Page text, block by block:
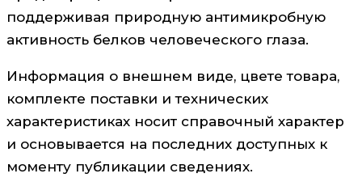
поддерживая природную антимикробную
активность белков человеческого глаза.
Информация о внешнем виде, цвете товара,
комплекте поставки и технических
характеристиках носит справочный характер
и основывается на последних доступных к
моменту публикации сведениях.